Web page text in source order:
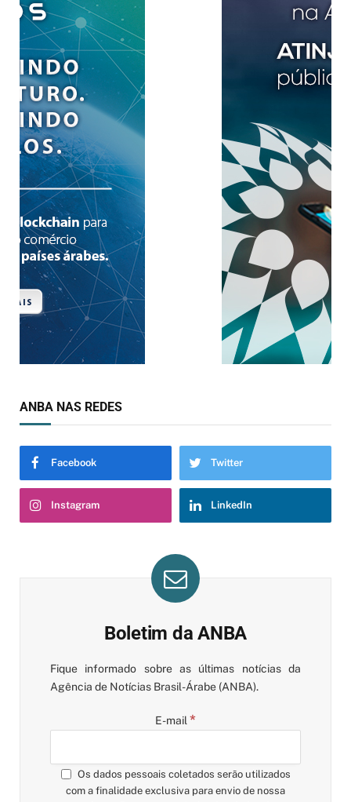
ANBA NAS REDES
Facebook Twitter
Instagram LinkedIn
Boletim da ANBA
Fique informado sobre as últimas notícias da
Agência de Notícias Brasil-Árabe (ANBA).
E-mail*
Os dados pessoais coletados serão utilizados
com a finalidade exclusiva para envio de nossa